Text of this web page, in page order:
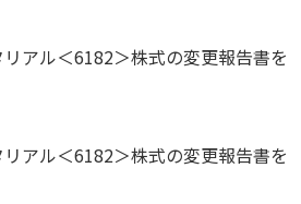
アル＜6182＞株式の変更報告書を
アル＜6182＞株式の変更報告書を